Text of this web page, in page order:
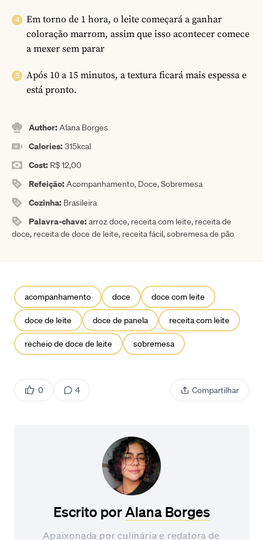
Em torno de 1 hora, o leite começará a ganhar
coloração marrom, assim que isso acontecer comece
a mexer sem parar
Após 10 a 15 minutos, a textura ficará mais espessa e
está pronto.
Author:Alana Borges
Calories:315kcal
Cost: R$ 12,00
Refeição:Acompanhamento, Doce, Sobremesa
Cozinha: Brasileira
Palavra-chave:arroz doce, receita com leite, receita de
doce, receita de doce de leite, receita fácil, sobremesa de pão
acompanhamento doce doce com leite
doce de leite doce de panela receita com leite
recheio de doce de leite sobremesa
0 4 Compartilhar
Escrito porAlana Borges
Apaixonada por culinária e redatora de